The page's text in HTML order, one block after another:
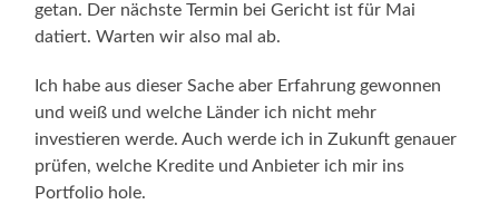
getan. Der nächste Termin bei Gericht ist für Mai
datiert. Warten wir also mal ab.
Ich habe aus dieser Sache aber Erfahrung gewonnen
und weiß und welche Länder ich nicht mehr
investieren werde. Auch werde ich in Zukunft genauer
prüfen, welche Kredite und Anbieter ich mir ins
Portfolio hole.